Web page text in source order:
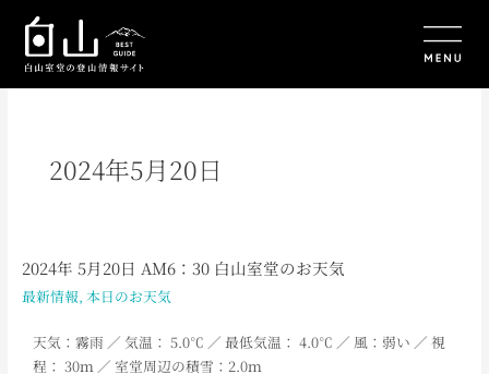
2024年5月20日
2024年 5月20日 AM6：30 白山室堂のお天気
最新情報, 本日のお天気
天気：霧雨 ／ 気温： 5.0℃ ／ 最低気温： 4.0℃ ／ 風：弱い ／ 視
程： 30ｍ ／ 室堂周辺の積雪：2.0ｍ
2024
年
月
20